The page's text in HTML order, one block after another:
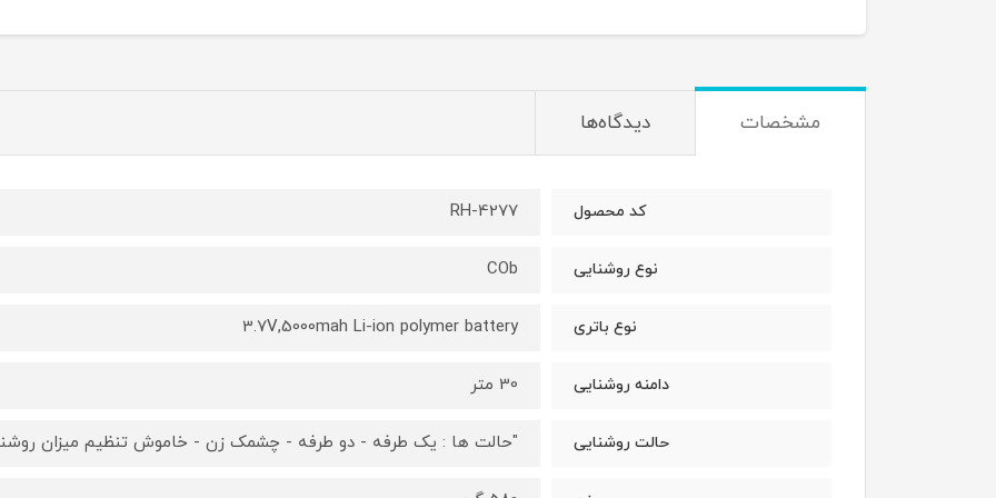
مشخصات دیدگاه‌ها
کد محصول RH-4277
نوع روشنایی COb
نوع باتری 3.7V,5000mah Li-ion polymer battery
دامنه روشنایی 30 متر
حالت روشنایی "حالت ها : یک طرفه - دو طرفه - چشمک زن - خاموش تنظیم میزان روشنایی : 10%-25%-50%-